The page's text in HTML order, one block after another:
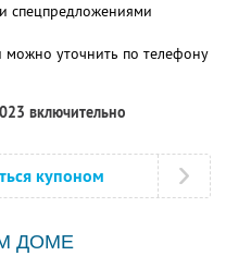
спецпредложениями
уточнить по телефону
включительно
купоном
ДОМЕ